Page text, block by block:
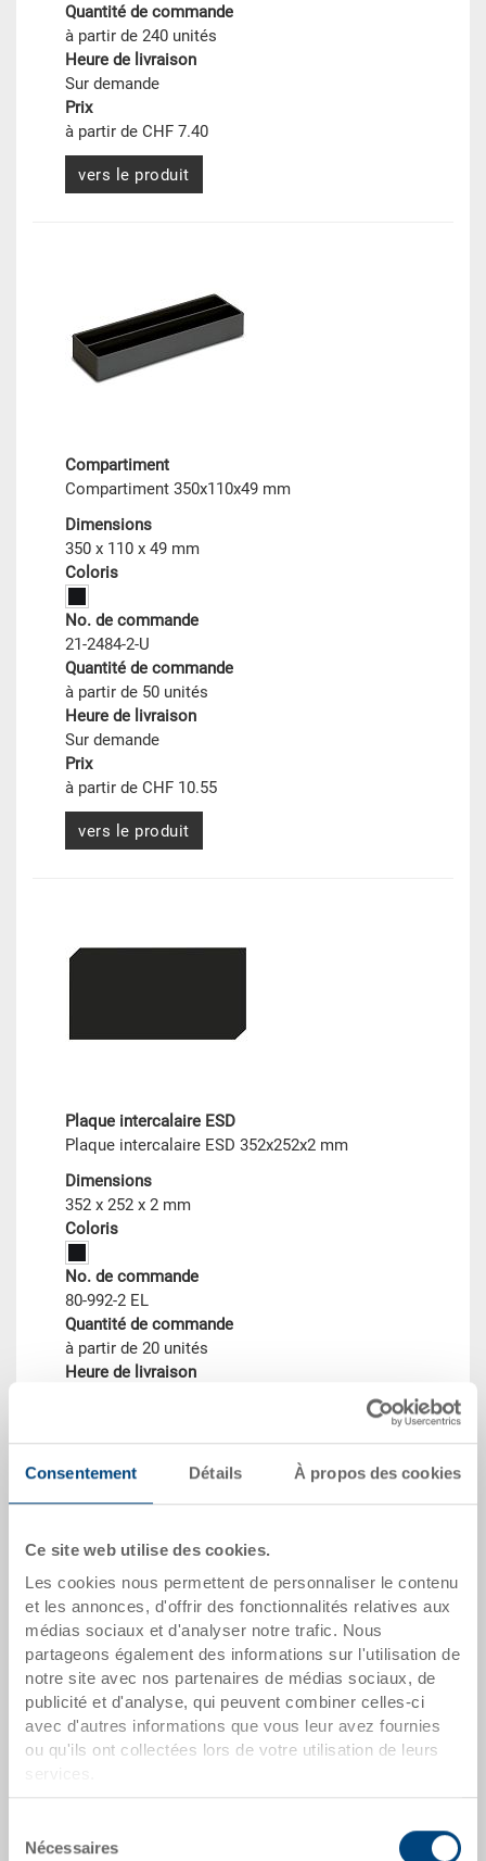
Consentement Détails À propos des cookies
Ce site web utilise des cookies.
Les cookies nous permettent de personnaliser le contenu
et les annonces, d'offrir des fonctionnalités relatives aux
médias sociaux et d'analyser notre trafic. Nous
partageons également des informations sur l'utilisation de
notre site avec nos partenaires de médias sociaux, de
publicité et d'analyse, qui peuvent combiner celles-ci
avec d'autres informations que vous leur avez fournies
ou qu'ils ont collectées lors de votre utilisation de leurs
Nécessaires
Quantité de commande
à partir de 240 unités
Heure de livraison
Sur demande
Prix
à partir de CHF 7.40
vers le produit
Compartiment
Compartiment 350x110x49 mm
Dimensions
350 x 110 x 49 mm
Coloris
No. de commande
21-2484-2-U
Quantité de commande
à partir de 50 unités
Heure de livraison
Sur demande
Prix
à partir de CHF 10.55
vers le produit
Plaque intercalaire ESD
Plaque intercalaire ESD 352x252x2 mm
Dimensions
352 x 252 x 2 mm
Coloris
No. de commande
80-992-2 EL
Quantité de commande
à partir de 20 unités
Heure de livraison
à partir de CHF 7.40
Casier modulaire ESD 355x277x99 mm
Dimensions